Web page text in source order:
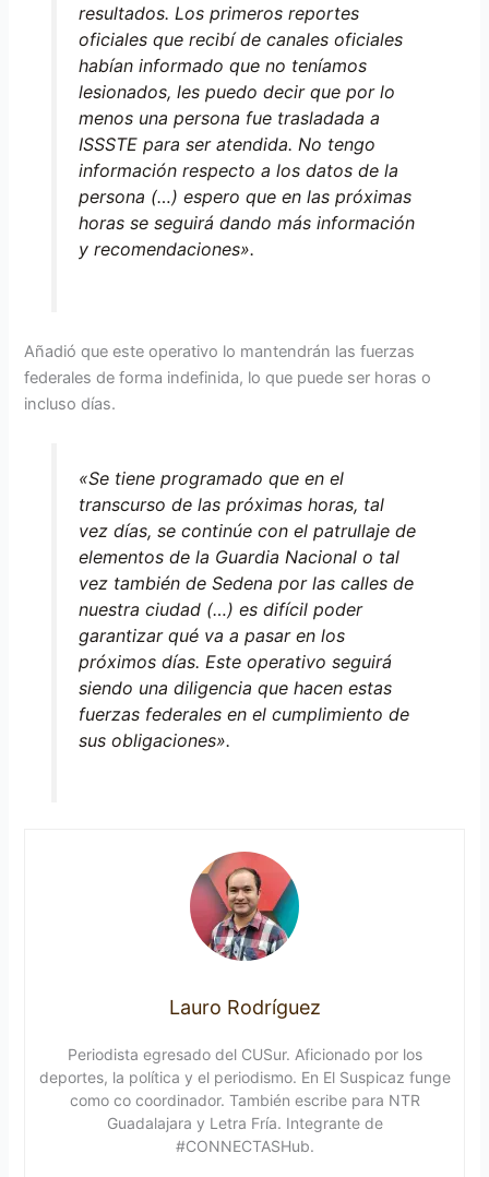
resultados. Los primeros reportes
oficiales que recibí de canales oficiales
habían informado que no teníamos
lesionados, les puedo decir que por lo
menos una persona fue trasladada a
ISSSTE para ser atendida. No tengo
información respecto a los datos de la
persona (…) espero que en las próximas
horas se seguirá dando más información
y recomendaciones».
Añadió que este operativo lo mantendrán las fuerzas
federales de forma indefinida, lo que puede ser horas o
incluso días.
«Se tiene programado que en el
transcurso de las próximas horas, tal
vez días, se continúe con el patrullaje de
elementos de la Guardia Nacional o tal
vez también de Sedena por las calles de
nuestra ciudad (…) es difícil poder
garantizar qué va a pasar en los
próximos días. Este operativo seguirá
siendo una diligencia que hacen estas
fuerzas federales en el cumplimiento de
sus obligaciones».
Lauro Rodríguez
Periodista egresado del CUSur. Aficionado por los
deportes, la política y el periodismo. En El Suspicaz funge
como co coordinador. También escribe para NTR
Guadalajara y Letra Fría. Integrante de
#CONNECTASHub.